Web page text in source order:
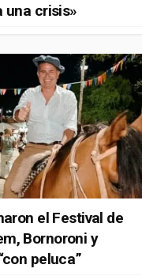
una crisis»
el Festival de
Bornoroni y
peluca”